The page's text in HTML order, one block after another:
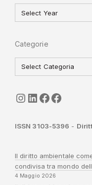
Categorie
seguici
LinkedIn
ISGI-CNR
ISSN 3103-5396 -
Il diritto ambientale
condivisa tra mondo
4 Maggio 2026